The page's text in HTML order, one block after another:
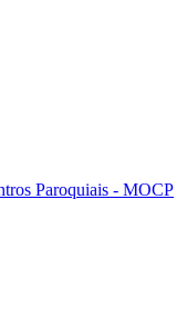
Paroquiais - MOCP